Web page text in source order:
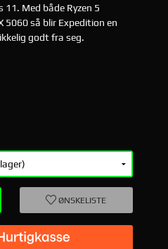
11. Med både Ryzen 5
5060 så blir Expedition en
godt fra seg.
ØNSKELISTE